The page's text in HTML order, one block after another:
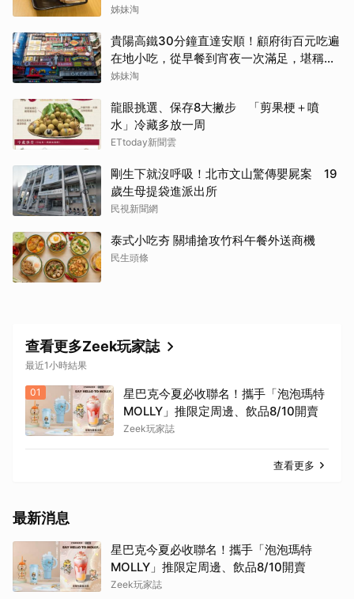
桌
姊妹淘
貴陽高鐵30分鐘直達安順！顧府街百元吃遍
在地小吃，從早餐到宵夜一次滿足，堪稱貴
州「小吃王國」
姊妹淘
龍眼挑選、保存8大撇步 「剪果梗＋噴
水」冷藏多放一周
ETtoday新聞雲
剛生下就沒呼吸！北市文山驚傳嬰屍案 19
歲生母提袋進派出所
民視新聞網
泰式小吃夯 關埔搶攻竹科午餐外送商機
民生頭條
查看更多Zeek玩家誌
最近1小時結果
01
星巴克今夏必收聯名！攜手「泡泡瑪特
MOLLY」推限定周邊、飲品8/10開賣
Zeek玩家誌
查看更多
最新消息
星巴克今夏必收聯名！攜手「泡泡瑪特
MOLLY」推限定周邊、飲品8/10開賣
Zeek玩家誌